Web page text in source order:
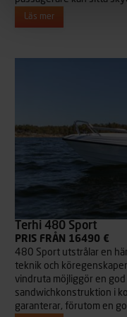
Läs mer
Terhi 480 Sport
PRIS FRÅN 16490 €
480 Sport utstrålar en
teknik och
vindruta möjliggör en
sandwichkonstruktion i
garanterar, förutom en